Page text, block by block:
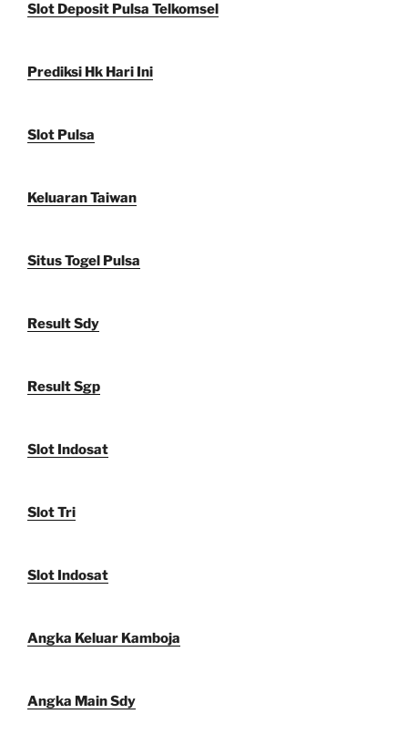
Slot Deposit Pulsa Telkomsel
Prediksi Hk Hari Ini
Slot Pulsa
Keluaran Taiwan
Situs Togel Pulsa
Result Sdy
Result Sgp
Slot Indosat
Slot Tri
Slot Indosat
Angka Keluar Kamboja
Angka Main Sdy